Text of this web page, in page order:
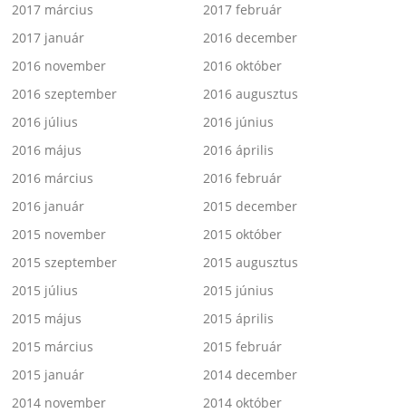
2017 március
2017 február
2017 január
2016 december
2016 november
2016 október
2016 szeptember
2016 augusztus
2016 július
2016 június
2016 május
2016 április
2016 március
2016 február
2016 január
2015 december
2015 november
2015 október
2015 szeptember
2015 augusztus
2015 július
2015 június
2015 május
2015 április
2015 március
2015 február
2015 január
2014 december
2014 november
2014 október